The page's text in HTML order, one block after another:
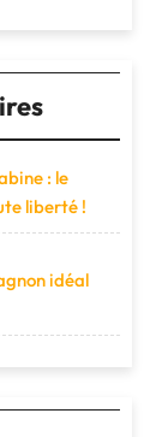
: le
liberté !
idéal